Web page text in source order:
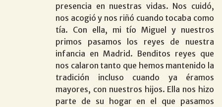
presencia en nuestras vidas. Nos cuidó,
nos acogió y nos riñó cuando tocaba como
tía. Con ella, mi tío Miguel y nuestros
primos pasamos los reyes de nuestra
infancia en Madrid. Benditos reyes que
nos calaron tanto que hemos mantenido la
tradición incluso cuando ya éramos
mayores, con nuestros hijos. Ella nos hizo
parte de su hogar en el que pasamos